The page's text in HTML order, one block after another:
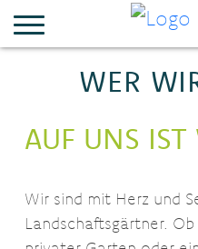
WER
AUF UNS IST
Wir sind mit Herz und
Landschaftsgärtner.